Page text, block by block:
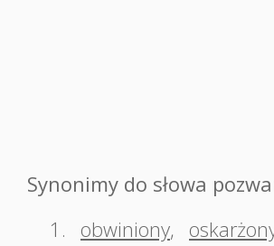
Synonimy do słowa
1.
obwiniony,